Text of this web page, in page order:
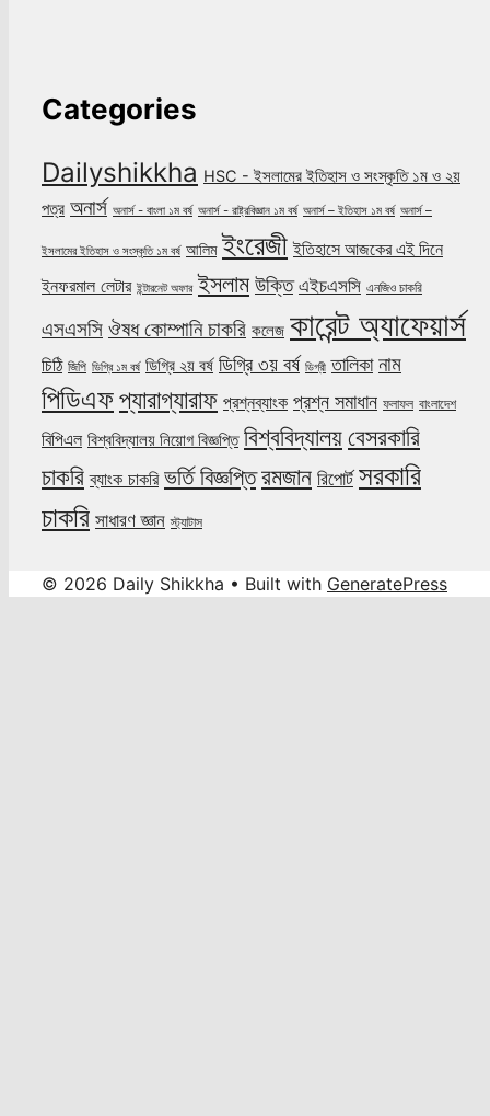
Categories
Dailyshikkha HSC - ইসলামের ইতিহাস ও সংস্কৃতি ১ম ও ২য়
পত্র অনার্স অনার্স - বাংলা ১ম বর্ষ অনার্স - রাষ্ট্রবিজ্ঞান ১ম বর্ষ অনার্স – ইতিহাস ১ম বর্ষ অনার্স –
ইসলামের ইতিহাস ও সংস্কৃতি ১ম বর্ষ আলিম ইংরেজী ইতিহাসে আজকের এই দিনে
ইনফরমাল লেটার ইন্টারনেট অফার ইসলাম উক্তি এইচএসসি এনজিও চাকরি
এসএসসি ঔষধ কোম্পানি চাকরি কলেজ কারেন্ট অ্যাফেয়ার্স
চিঠি জিপি ডিগ্রি ১ম বর্ষ ডিগ্রি ২য় বর্ষ ডিগ্রি ৩য় বর্ষ ডিগ্রী তালিকা নাম
পিডিএফপ্যারাগ্যারাফ প্রশ্নব্যাংক প্রশ্ন সমাধান ফলাফল বাংলাদেশ
বিপিএল বিশ্ববিদ্যালয় নিয়োগ বিজ্ঞপ্তি বিশ্ববিদ্যালয়বেসরকারি
চাকরি ব্যাংক চাকরি ভর্তি বিজ্ঞপ্তিরমজান রিপোর্ট সরকারি
চাকরি সাধারণ জ্ঞান স্ট্যাটাস
© 2026 Daily Shikkha • Built with GeneratePress